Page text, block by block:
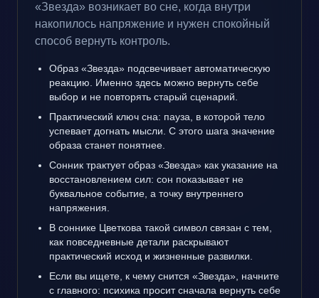
«Звезда» возникает во сне, когда внутри
накопилось напряжение и нужен спокойный
способ вернуть контроль.
Образ «Звезда» подсвечивает автоматическую
реакцию. Именно здесь можно вернуть себе
выбор и не повторять старый сценарий.
Практический ключ сна: пауза, в которой тело
успевает догнать мысли. С этого шага значение
образа станет понятнее.
Сонник трактует образ «Звезда» как указание на
восстановлением сил: сон показывает не
буквальное событие, а точку внутреннего
напряжения.
В соннике Цветкова такой символ связан с тем,
как повседневные детали раскрывают
практический исход и жизненные развилки.
Если вы ищете, к чему снится «Звезда», начните
с главного: психика просит сначала вернуть себе